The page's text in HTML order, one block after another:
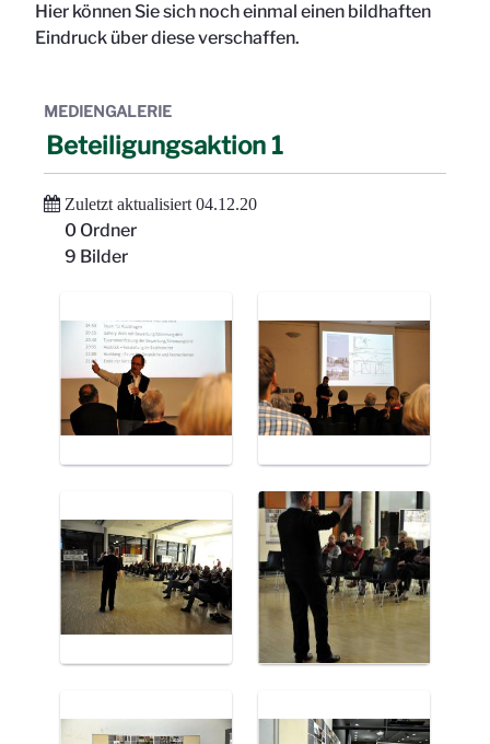
Hier können Sie sich noch einmal einen bildhaften
Eindruck über diese verschaffen.
MEDIENGALERIE
Beteiligungsaktion 1
Zuletzt aktualisiert 04.12.20
0 Ordner
9 Bilder